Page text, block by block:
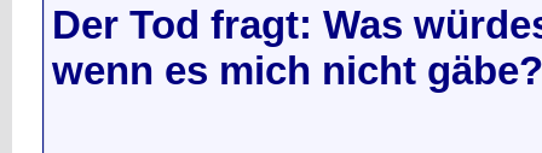
Der Tod fragt: Was
wenn es mich nicht gäbe?